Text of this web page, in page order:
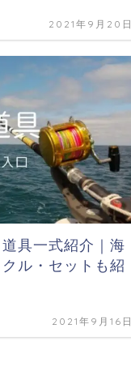
2021年9月20日
具一式紹介｜海
ル・セットも紹
2021年9月16日